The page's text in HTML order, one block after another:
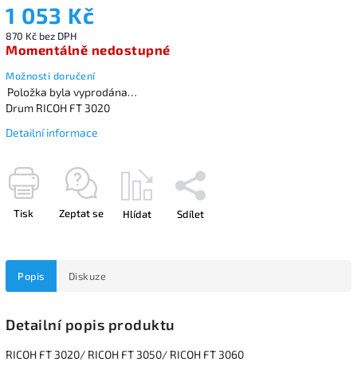
1 053 Kč
870 Kč bez DPH
Momentálně nedostupné
Možnosti doručení
Položka byla vyprodána…
Drum RICOH FT 3020
Detailní informace
Tisk Zeptat se Hlídat Sdílet
Popis Diskuze
Detailní popis produktu
RICOH FT 3020/ RICOH FT 3050/ RICOH FT 3060